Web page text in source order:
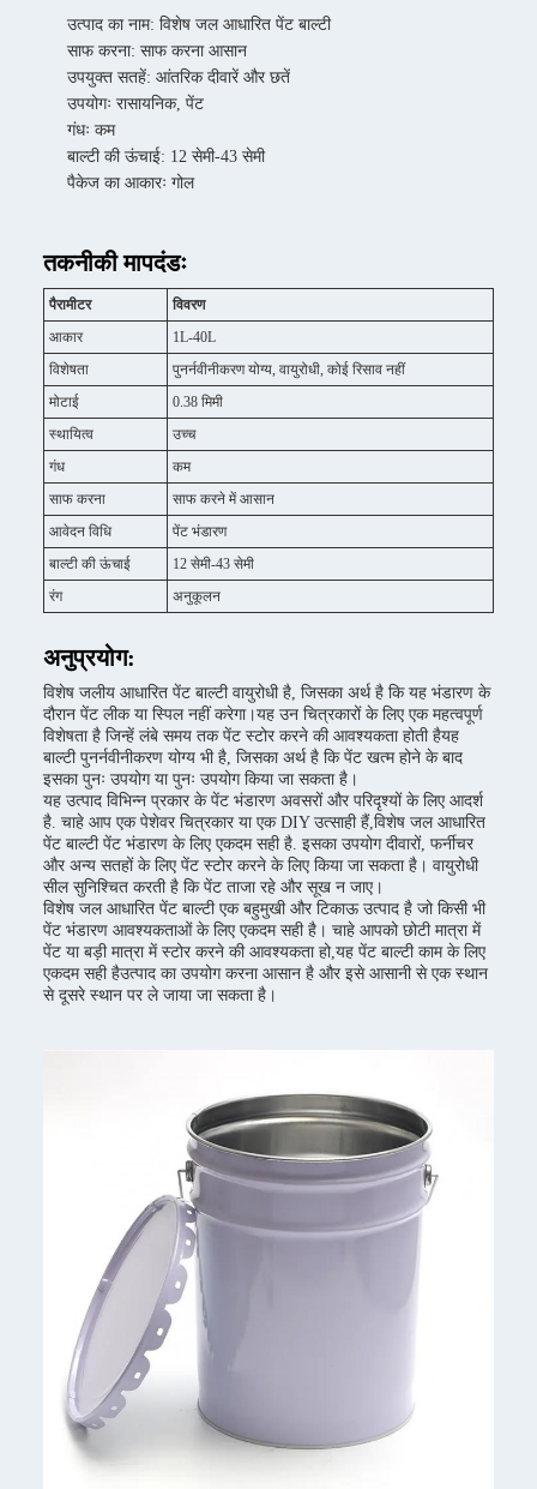
उत्पाद का नाम: विशेष जल आधारित पेंट बाल्टी
साफ करना: साफ करना आसान
उपयुक्त सतहें: आंतरिक दीवारें और छतें
उपयोगः रासायनिक, पेंट
गंधः कम
बाल्टी की ऊंचाई: 12 सेमी-43 सेमी
पैकेज का आकारः गोल
तकनीकी मापदंडः
पैरामीटर
विवरण
आकार
1L-40L
विशेषता
पुनर्नवीनीकरण योग्य, वायुरोधी, कोई रिसाव नहीं
मोटाई
0.38 मिमी
स्थायित्व
उच्च
गंध
कम
साफ करना
साफ करने में आसान
आवेदन विधि
पेंट भंडारण
बाल्टी की ऊंचाई
12 सेमी-43 सेमी
रंग
अनुकूलन
अनुप्रयोग:
विशेष जलीय आधारित पेंट बाल्टी वायुरोधी है, जिसका अर्थ है कि यह भंडारण के
दौरान पेंट लीक या स्पिल नहीं करेगा।यह उन चित्रकारों के लिए एक महत्वपूर्ण
विशेषता है जिन्हें लंबे समय तक पेंट स्टोर करने की आवश्यकता होती हैयह
बाल्टी पुनर्नवीनीकरण योग्य भी है, जिसका अर्थ है कि पेंट खत्म होने के बाद
इसका पुनः उपयोग या पुनः उपयोग किया जा सकता है।
यह उत्पाद विभिन्न प्रकार के पेंट भंडारण अवसरों और परिदृश्यों के लिए आदर्श
है. चाहे आप एक पेशेवर चित्रकार या एक DIY उत्साही हैं,विशेष जल आधारित
पेंट बाल्टी पेंट भंडारण के लिए एकदम सही है. इसका उपयोग दीवारों, फर्नीचर
और अन्य सतहों के लिए पेंट स्टोर करने के लिए किया जा सकता है। वायुरोधी
सील सुनिश्चित करती है कि पेंट ताजा रहे और सूख न जाए।
विशेष जल आधारित पेंट बाल्टी एक बहुमुखी और टिकाऊ उत्पाद है जो किसी भी
पेंट भंडारण आवश्यकताओं के लिए एकदम सही है। चाहे आपको छोटी मात्रा में
पेंट या बड़ी मात्रा में स्टोर करने की आवश्यकता हो,यह पेंट बाल्टी काम के लिए
एकदम सही हैउत्पाद का उपयोग करना आसान है और इसे आसानी से एक स्थान
से दूसरे स्थान पर ले जाया जा सकता है।